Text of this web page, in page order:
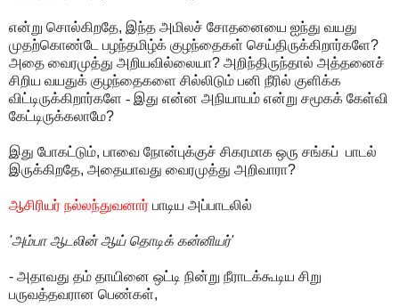
என்று சொல்கிறதே, இந்த அமிலச் சோதனையை ஐந்து வயது
முதற்கொண்டே பழந்தமிழ்க் குழந்தைகள் செய்திருக்கிறார்களே?
அதை வைரமுத்து அறியவில்லையா? அறிந்திருந்தால் அத்தனைச்
சிறிய வயதுக் குழந்தைகளை சில்லிடும் பனி நீரில் குளிக்க
விட்டிருக்கிறார்களே - இது என்ன அநியாயம் என்று சமூகக் கேள்வி
கேட்டிருக்கலாமே?
இது போகட்டும், பாவை நோன்புக்குச் சிகரமாக ஒரு சங்கப் பாடல்
இருக்கிறதே, அதையாவது வைரமுத்து அறிவாரா?
ஆசிரியர் நல்லந்துவனார் பாடிய அப்பாடலில்
'அம்பா ஆடலின் ஆய் தொடிக் கன்னியர்'
- அதாவது தம் தாயினை ஒட்டி நின்று நீராடக்கூடிய சிறு
பருவத்தவரான பெண்கள்,